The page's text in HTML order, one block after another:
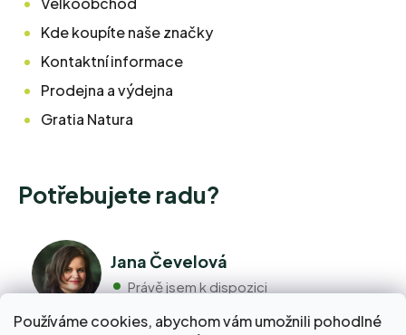
Používáme cookies, abychom vám umožnili pohodlné
Kde koupíte naše značky
Kontaktní informace
Prodejna a výdejna
Gratia Natura
Potřebujete radu?
Jana Čevelová
Právě jsem k dispozici